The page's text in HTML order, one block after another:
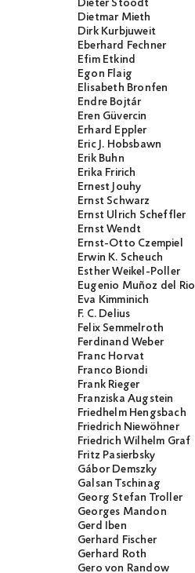
Dieter Stoodt
Dietmar Mieth
Dirk Kurbjuweit
Eberhard Fechner
Efim Etkind
Egon Flaig
Elisabeth Bronfen
Endre Bojtár
Eren Güvercin
Erhard Eppler
Eric J. Hobsbawn
Erik Buhn
Erika Fririch
Ernest Jouhy
Ernst Schwarz
Ernst Ulrich Scheffler
Ernst Wendt
Ernst-Otto Czempiel
Erwin K. Scheuch
Esther Weikel-Poller
Eugenio Muñoz del Rio
Eva Kimminich
F. C. Delius
Felix Semmelroth
Ferdinand Weber
Franc Horvat
Franco Biondi
Frank Rieger
Franziska Augstein
Friedhelm Hengsbach
Friedrich Niewöhner
Friedrich Wilhelm Graf
Fritz Pasierbsky
Gábor Demszky
Galsan Tschinag
Georg Stefan Troller
Georges Mandon
Gerd Iben
Gerhard Fischer
Gerhard Roth
Gero von Randow